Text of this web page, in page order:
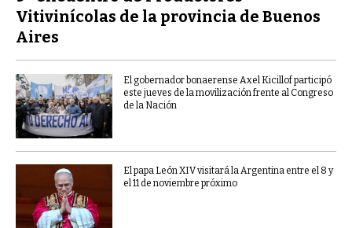
Vitivinícolas de la provincia de Buenos
Aires
El gobernador bonaerense Axel Kicillof participó
este jueves de la movilización frente al Congreso
de la Nación
El papa León XIV visitará la Argentina entre el 8 y
el 11 de noviembre próximo